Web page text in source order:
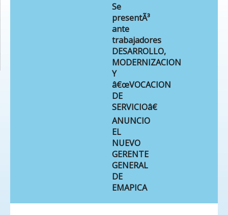
Se
presentÃ³
ante
trabajadores
DESARROLLO,
MODERNIZACION
Y
â€œVOCACION
DE
SERVICIOâ€
ANUNCIO
EL
NUEVO
GERENTE
GENERAL
DE
EMAPICA